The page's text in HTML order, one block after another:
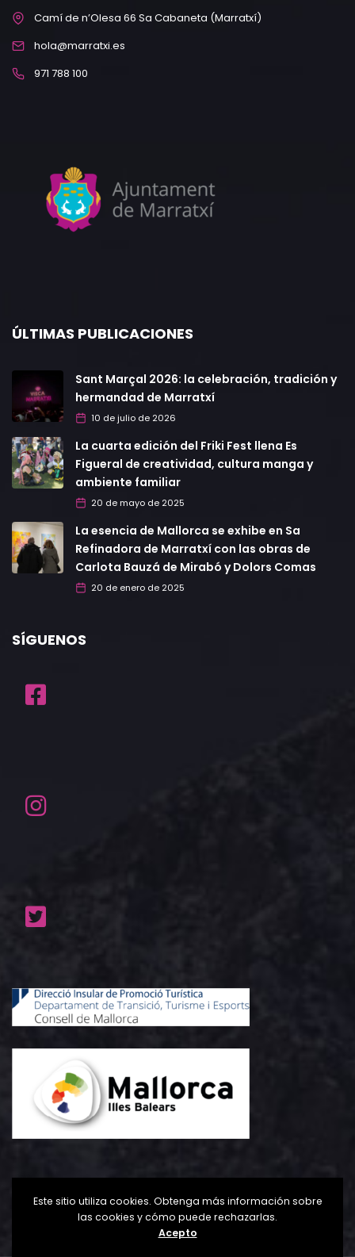
Camí de n’Olesa 66 Sa Cabaneta (Marratxí)
hola@marratxi.es
971 788 100
ÚLTIMAS PUBLICACIONES
Sant Marçal 2026: la celebración, tradición y
hermandad de Marratxí
10 de julio de 2026
La cuarta edición del Friki Fest llena Es
Figueral de creatividad, cultura manga y
ambiente familiar
20 de mayo de 2025
La esencia de Mallorca se exhibe en Sa
Refinadora de Marratxí con las obras de
Carlota Bauzá de Mirabó y Dolors Comas
20 de enero de 2025
SÍGUENOS
Este sitio utiliza cookies. Obtenga más información sobre
las cookies y cómo puede rechazarlas.
Acepto